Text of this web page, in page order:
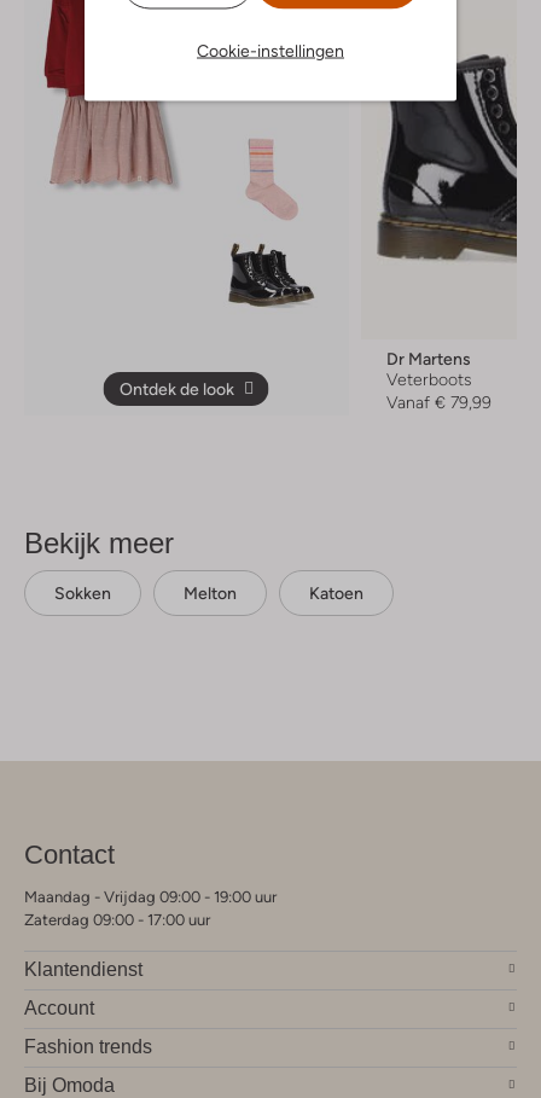
Cookie-instellingen
Ontdek de look
Dr Martens
Veterboots
Vanaf € 79,99
Bekijk meer
Sokken Melton Katoen
Contact
Maandag - Vrijdag 09:00 - 19:00 uur
Zaterdag 09:00 - 17:00 uur
Klantendienst
Account
Fashion trends
Bij Omoda